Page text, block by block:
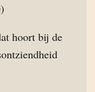
)
hoort bij de